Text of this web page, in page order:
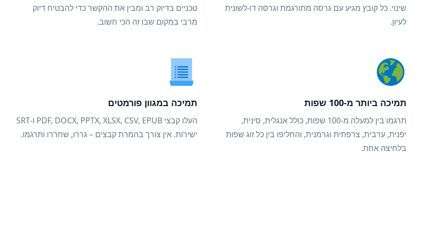
שינוי. כל קובץ מגיע עם גרסה מתורגמת וגרסה דו-לשונית
לעיון.
טכניים בדיוק רב ומבין את ההקשר כדי להבטיח דיוק
מרבי במקום שבו זה הכי חשוב.
תמיכה ביותר מ-100 שפות
תרגמו בין למעלה מ-100 שפות, כולל אנגלית, סינית,
יפנית, ערבית, צרפתית וגרמנית, והחליפו בין כל זוג שפות
בלחיצה אחת.
תמיכה במגוון פורמטים
העלו קבצי PDF, DOCX, PPTX, XLSX, CSV, EPUB ו-SRT
ישירות. אין צורך בהמרת קבצים – גררו, שחררו ותרגמו.